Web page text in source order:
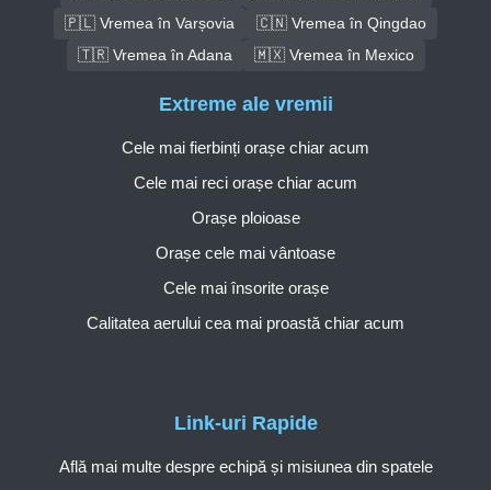
🇵🇱 Vremea în Varșovia
🇨🇳 Vremea în Qingdao
🇹🇷 Vremea în Adana
🇲🇽 Vremea în Mexico
Link-uri Rapide
Află mai multe despre echipă și misiunea din spatele
Extreme ale vremii
Cele mai fierbinți orașe chiar acum
Cele mai reci orașe chiar acum
Orașe ploioase
Orașe cele mai vântoase
Cele mai însorite orașe
Calitatea aerului cea mai proastă chiar acum